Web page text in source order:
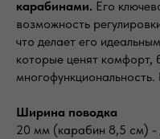
карабинами. Его
возможность
что делает его
которые ценят комфорт,
многофункциональность.
Ширина поводка
20 мм (карабин 8,5 см) -